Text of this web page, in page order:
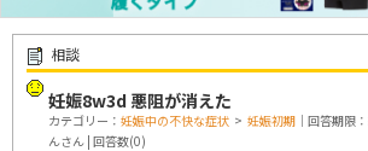
相談
妊娠8w3d 悪阻が消えた
カテゴリー： 妊娠中の不快な症状 > 妊娠初期 ｜回答期限
んさん | 回答数(0)